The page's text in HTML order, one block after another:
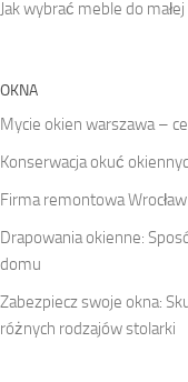
Jak wybrać meble do
OKNA
Mycie okien warszawa –
Konserwacja okuć
Firma remontowa
Drapowania okienne:
domu
Zabezpiecz swoje okna:
różnych rodzajów stolarki